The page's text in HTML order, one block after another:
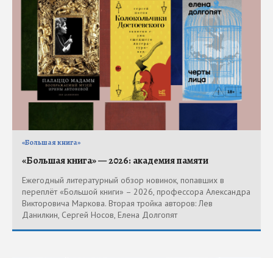
«Большая книга»
«Большая книга» — 2026: академия памяти
Ежегодный литературный обзор новинок, попавших в
переплёт «Большой книги» – 2026, профессора Александра
Викторовича Маркова. Вторая тройка авторов: Лев
Данилкин, Сергей Носов, Елена Долгопят